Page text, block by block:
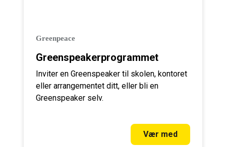
Greenpeace
Greenspeakerprogrammet
Inviter en Greenspeaker til skolen, kontoret
eller arrangementet ditt, eller bli en
Greenspeaker selv.
Vær med